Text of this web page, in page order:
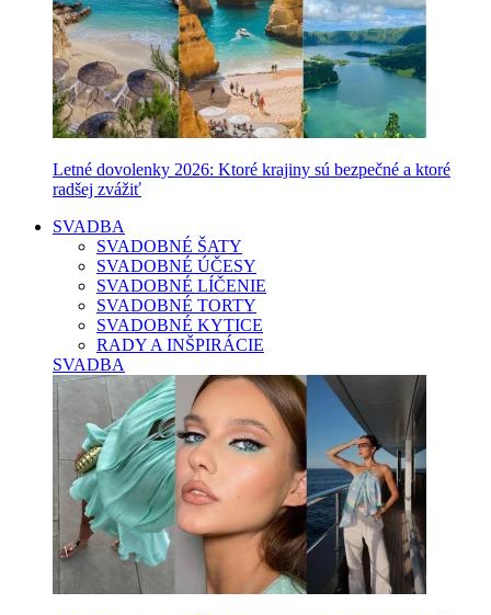
Letné dovolenky 2026: Ktoré krajiny sú bezpečné a ktoré
radšej zvážiť
SVADBA
SVADOBNÉ ŠATY
SVADOBNÉ ÚČESY
SVADOBNÉ LÍČENIE
SVADOBNÉ TORTY
SVADOBNÉ KYTICE
RADY A INŠPIRÁCIE
SVADBA